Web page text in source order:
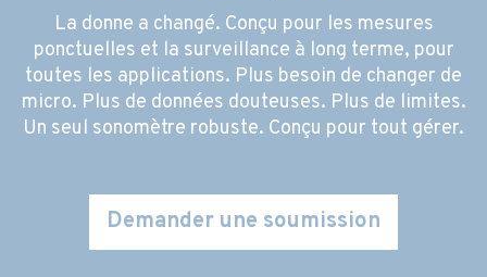
La donne a changé. Conçu pour les mesures
ponctuelles et la surveillance à long terme, pour
toutes les applications. Plus besoin de changer de
micro. Plus de données douteuses. Plus de limites.
Un seul sonomètre robuste. Conçu pour tout gérer.
Demander une soumission